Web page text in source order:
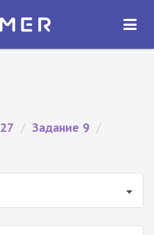
ОТКРЫТЬ
/ Задание 9 /